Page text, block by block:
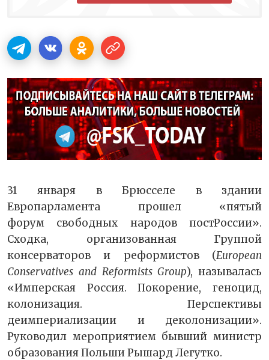
31 января в Брюсселе в здании
Европарламента прошел «пятый
форум свободных народов постРоссии».
Сходка, организованная Группой
консерваторов и реформистов (European
Conservatives and Reformists Group), называлась
«Имперская Россия. Покорение, геноцид,
колонизация. Перспективы
деимпериализации и деколонизации».
Руководил мероприятием бывший министр
образования Польши Рышард Легутко.